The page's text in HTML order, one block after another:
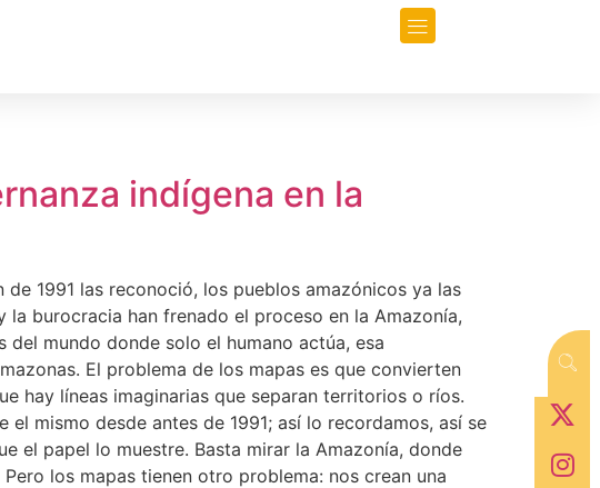
indígena en la
1991 las reconoció, los pueblos amazónicos ya las
burocracia han frenado el proceso en la Amazonía,
del mundo donde solo el humano actúa, esa
El problema de los mapas es que convierten
hay líneas imaginarias que separan territorios o ríos.
mismo desde antes de 1991; así lo recordamos, así se
el papel lo muestre. Basta mirar la Amazonía, donde
los mapas tienen otro problema: nos crean una